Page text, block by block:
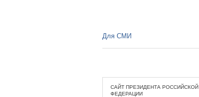
Для СМИ
САЙТ ПРЕЗИДЕНТА РОССИЙСКОЙ
ФЕДЕРАЦИИ